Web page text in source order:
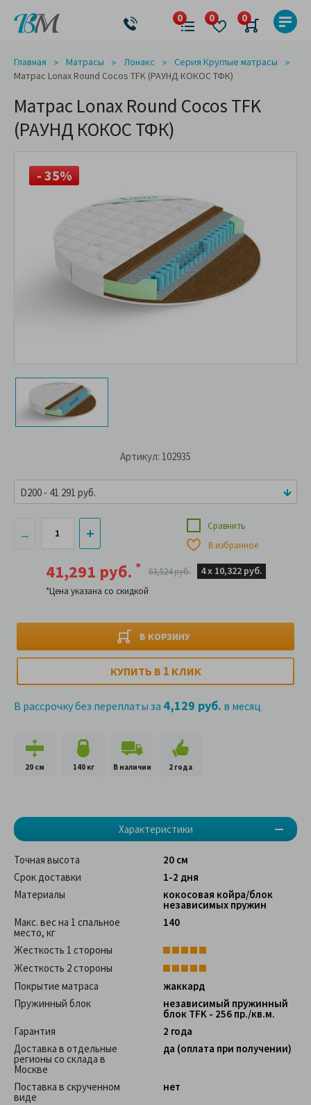
Главная Матрасы Лонакс
Серия Круглые матрасы
Матрас Lonax Round Cocos TFK (РАУНД КОКОС ТФК)
Матрас Lonax Round Cocos TFK
(РАУНД КОКОС ТФК)
- 35%
Артикул: 102935
41,291 руб. *
*Цена указана со скидкой
63,524 руб. 4 х 10,322 руб.
В КОРЗИНУ
Сравнить
В избранное
КУПИТЬ В 1 КЛИК
В рассрочку без переплаты за 4,129 руб. в месяц
D200 - 41 291 руб.
20 см 140 кг В наличии 2 года
Характеристики
Точная высота
20 см
Срок доставки
1-2 дня
Материалы
кокосовая койра/блок
независимых пружин
Макс. вес на 1 спальное
место, кг
140
Жесткость 1 стороны
Жесткость 2 стороны
Покрытие матраса
жаккард
Пружинный блок
независимый пружинный
блок TFK - 256 пр./кв.м.
Гарантия
2 года
Доставка в отдельные
регионы со склада в
Москве
да (оплата при получении)
Поставка в скрученном
виде
нет